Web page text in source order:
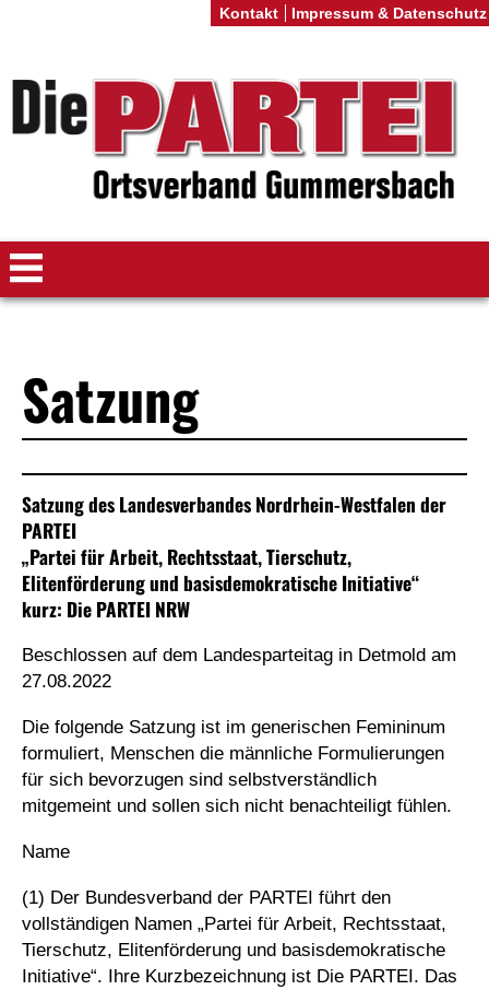
Satzung
Satzung des Landesverbandes Nordrhein-Westfalen der
PARTEI
„Partei für Arbeit, Rechtsstaat, Tierschutz,
Elitenförderung und basisdemokratische Initiative“
kurz: Die PARTEI NRW
Beschlossen auf dem Landesparteitag in Detmold am
27.08.2022
Die folgende Satzung ist im generischen Femininum
formuliert, Menschen die männliche Formulierungen
für sich bevorzugen sind selbstverständlich
mitgemeint und sollen sich nicht benachteiligt fühlen.
Name
(1) Der Bundesverband der PARTEI führt den
vollständigen Namen „Partei für Arbeit, Rechtsstaat,
Tierschutz, Elitenförderung und basisdemokratische
Initiative“. Ihre Kurzbezeichnung ist Die PARTEI. Das
Kontakt Impressum & Datenschutz